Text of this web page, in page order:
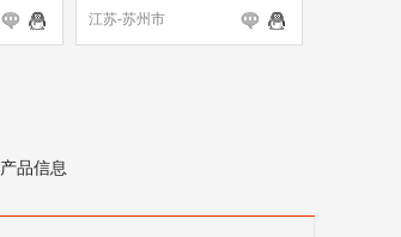
江苏-苏州市
产品信息